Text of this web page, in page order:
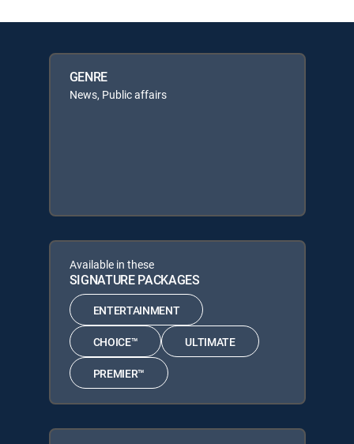
GENRE
News, Public affairs
Available in these
SIGNATURE PACKAGES
ENTERTAINMENT
CHOICE™ ULTIMATE
PREMIER™